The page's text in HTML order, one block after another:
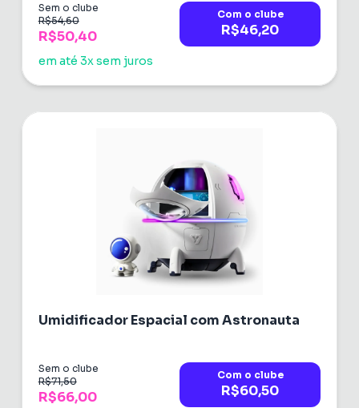
Sem o clube
R$54,60
R$50,40
Com o clube
R$46,20
em até 3x sem juros
Umidificador Espacial com Astronauta
Sem o clube
R$71,50
R$66,00
Com o clube
R$60,50